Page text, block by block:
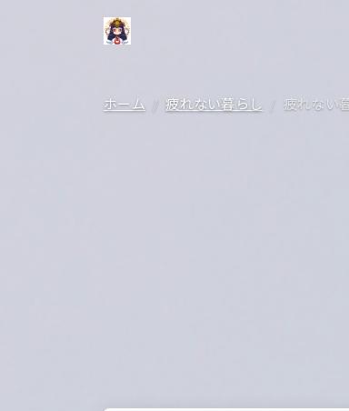
ホーム 疲れない暮らし 疲れない